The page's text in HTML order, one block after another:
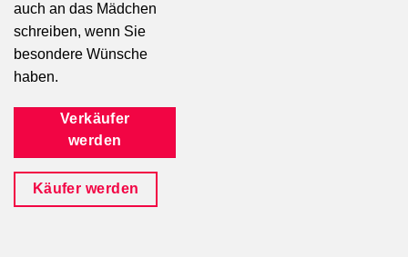
auch an das Mädchen
schreiben, wenn Sie
besondere Wünsche
haben.
Verkäufer
werden
Käufer werden